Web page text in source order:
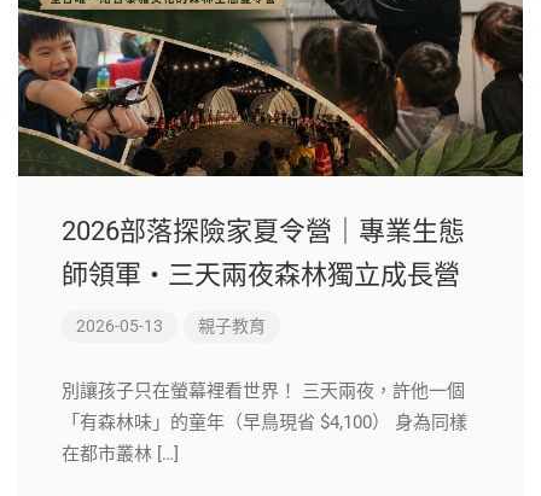
2026部落探險家夏令營｜專業生態
師領軍・三天兩夜森林獨立成長營
2026-05-13 親子教育
別讓孩子只在螢幕裡看世界！ 三天兩夜，許他一個
「有森林味」的童年（早鳥現省 $4,100） 身為同樣
在都市叢林 […]